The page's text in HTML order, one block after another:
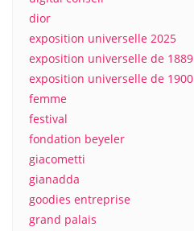
dior
exposition universelle 2025
exposition universelle de 1889
exposition universelle de 1900
femme
festival
fondation beyeler
giacometti
gianadda
goodies entreprise
grand palais